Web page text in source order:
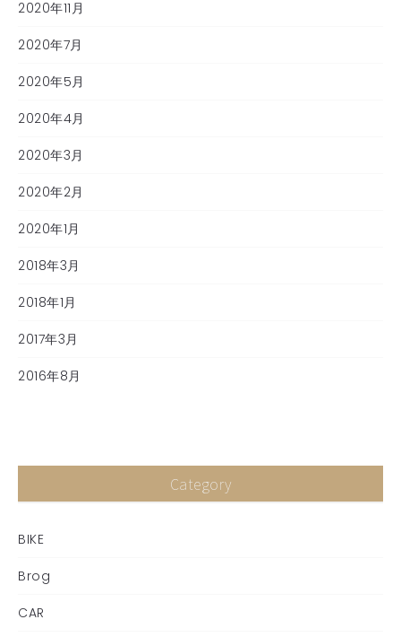
2020年11月
2020年7月
2020年5月
2020年4月
2020年3月
2020年2月
2020年1月
2018年3月
2018年1月
2017年3月
2016年8月
Category
BIKE
Brog
CAR